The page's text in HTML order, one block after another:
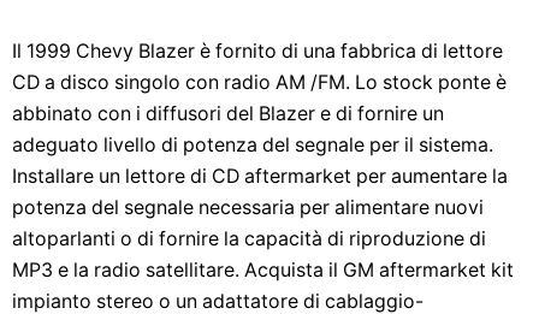
Il 1999 Chevy Blazer è fornito di una fabbrica di lettore
CD a disco singolo con radio AM /FM. Lo stock ponte è
abbinato con i diffusori del Blazer e di fornire un
adeguato livello di potenza del segnale per il sistema.
Installare un lettore di CD aftermarket per aumentare la
potenza del segnale necessaria per alimentare nuovi
altoparlanti o di fornire la capacità di riproduzione di
MP3 e la radio satellitare. Acquista il GM aftermarket kit
impianto stereo o un adattatore di cablaggio-